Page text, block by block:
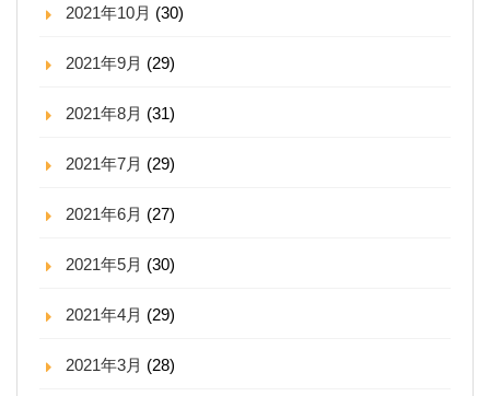
2021年10月 (30)
2021年9月 (29)
2021年8月 (31)
2021年7月 (29)
2021年6月 (27)
2021年5月 (30)
2021年4月 (29)
2021年3月 (28)